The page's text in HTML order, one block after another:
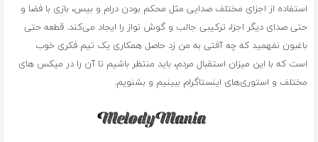
استفاده از اجزای مختلف صدایی مثل محکم بودن درام و بیس، بازی با فضا و
حتی صدای دیگر اجزا، ترکیبی جالب و گوش نواز را ایجاد می‌کند. قطعه حتی
باغبون نفهمید که چه آفتی به من زد حاصل همکاری یک تیم فکری خوب
است که با این میزان استقبال مردم، باید منتظر باشیم تا آن را در میکس های
مختلف و استوری‌های اینستاگرام ببینیم و بشنویم.